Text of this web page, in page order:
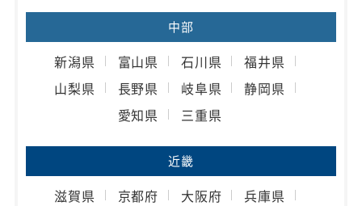
中部
新潟県 富山県 石川県
福井県
山梨県
長野県 岐阜県
静岡県
愛知県
三重県
近畿
滋賀県 京都府 大阪府
兵庫県